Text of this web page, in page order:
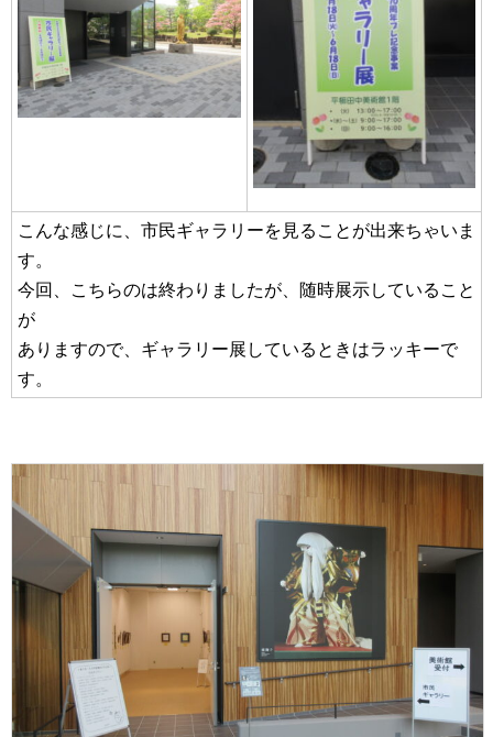
こんな感じに、市民ギャラリーを見ることが出来ちゃいま
す。
今回、こちらのは終わりましたが、随時展示していること
が
ありますので、ギャラリー展しているときはラッキーで
す。